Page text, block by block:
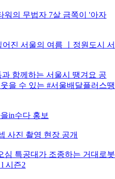
워의 무법자 7살 금쪽이 '아자
어진 서울의 여름 ㅣ정원도시 서
함께하는 서울시 땡겨요 공
을 수 있는 #서울배달플러스땡
in수다 홍보
사진 촬영 현장 공개
심 특공대가 조종하는 거대로봇
시즌2